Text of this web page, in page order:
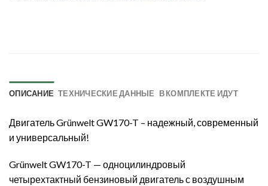
ОПИСАНИЕ ТЕХНИЧЕСКИЕ ДАННЫЕ В КОМПЛЕКТЕ ИДУТ
Двигатель Grünwelt GW170-T – надежный, современный
и универсальный!
Grünwelt GW170-T — одноцилиндровый
четырехтактный бензиновый двигатель с воздушным